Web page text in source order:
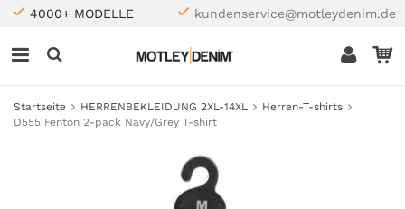
4000+ MODELLE kundenservice@motleydenim.de
Startseite HERRENBEKLEIDUNG 2XL-14XL
Herren-T-shirts
D555 Fenton 2-pack Navy/Grey T-shirt